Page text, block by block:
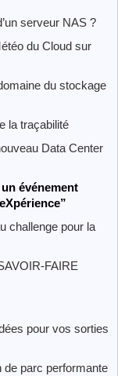
serveur NAS ?
du Cloud sur
du stockage
la traçabilité
Data Center
événement
challenge pour la
FAIRE
pour vos sorties
de parc performante